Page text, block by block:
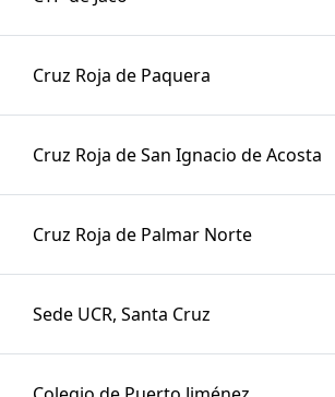
Cruz Roja de Paquera
Cruz Roja de San Ignacio de Acosta
Cruz Roja de Palmar Norte
Sede UCR, Santa Cruz